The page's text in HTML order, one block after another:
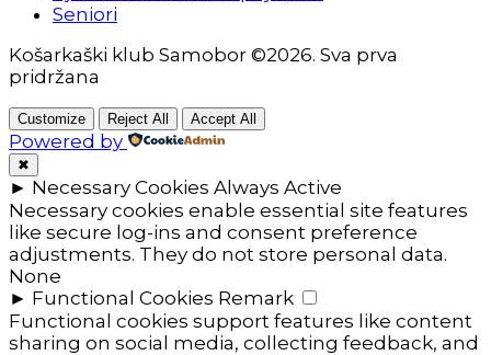
Seniori
Košarkaški klub Samobor ©2026. Sva prva
pridržana
Customize Reject All Accept All
Powered by
✖
► Necessary Cookies Always Active
Necessary cookies enable essential site features
like secure log-ins and consent preference
adjustments. They do not store personal data.
None
► Functional Cookies Remark
Functional cookies support features like content
sharing on social media, collecting feedback, and